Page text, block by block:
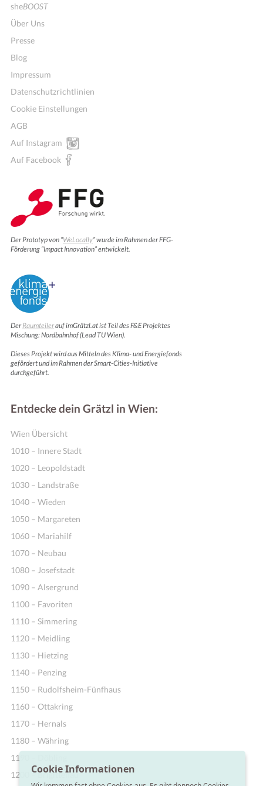
sheBOOST
Über Uns
Presse
Blog
Impressum
Datenschutzrichtlinien
Cookie Einstellungen
AGB
Auf Instagram
Auf Facebook
Der Prototyp von “WeLocally” wurde im Rahmen der FFG-
Förderung “Impact Innovation” entwickelt.
DerRaumteilerauf imGrätzl.at ist Teil des F&E Projektes
Mischung: Nordbahnhof (Lead TU Wien).
Dieses Projekt wird aus Mitteln des Klima- und Energiefonds
gefördert und im Rahmen der Smart-Cities-Initiative
durchgeführt.
Entdecke dein Grätzl in Wien:
Wien Übersicht
1010 – Innere Stadt
1020 – Leopoldstadt
1030 – Landstraße
1040 – Wieden
1050 – Margareten
1060 – Mariahilf
1070 – Neubau
1080 – Josefstadt
1090 – Alsergrund
1100 – Favoriten
1110 – Simmering
1120 – Meidling
1130 – Hietzing
1140 – Penzing
1150 – Rudolfsheim-Fünfhaus
1160 – Ottakring
1170 – Hernals
1180 – Währing
1190 – Döbling
1200 – Brigittenau
Cookie Informationen